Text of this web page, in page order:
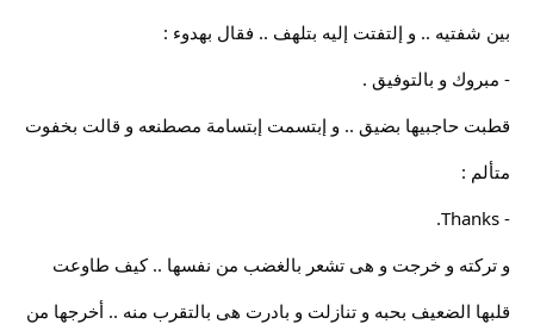
بين شفتيه .. و إلتفتت إليه بتلهف .. فقال بهدوء :
- مبروك و بالتوفيق .
قطبت حاجبيها بضيق .. و إبتسمت إبتسامة مصطنعه و قالت بخفوت
متألم :
- Thanks.
و تركته و خرجت و هى تشعر بالغضب من نفسها .. كيف طاوعت
قلبها الضعيف بحبه و تنازلت و بادرت هى بالتقرب منه .. أخرجها من